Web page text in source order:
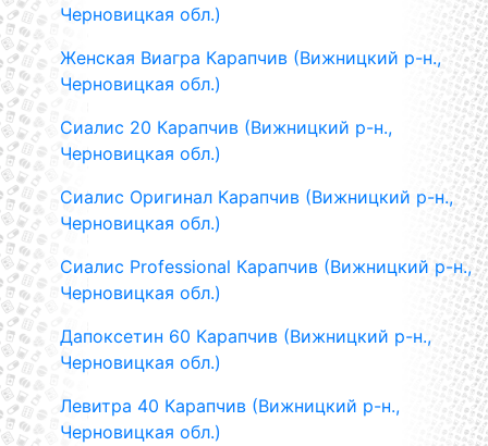
Черновицкая обл.)
Женская Виагра Карапчив (Вижницкий р-н.,
Черновицкая обл.)
Сиалис 20 Карапчив (Вижницкий р-н.,
Черновицкая обл.)
Сиалис Оригинал Карапчив (Вижницкий р-н.,
Черновицкая обл.)
Сиалис Professional Карапчив (Вижницкий р-н.,
Черновицкая обл.)
Дапоксетин 60 Карапчив (Вижницкий р-н.,
Черновицкая обл.)
Левитра 40 Карапчив (Вижницкий р-н.,
Черновицкая обл.)